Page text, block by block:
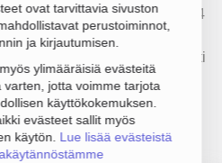
ovat tarvittavia sivuston
perustoiminnot,
ja kirjautumisen.
ylimääräisiä evästeitä
varten, jotta voimme tarjota
käyttökokemuksen.
evästeet sallit myös
käytön. Lue lisää evästeistä
on 1.2 milj. €, tulos 114
päätoimiala on
2009 ja sijainti
Osakeyhtiö (OY).
Päättäjätiedot